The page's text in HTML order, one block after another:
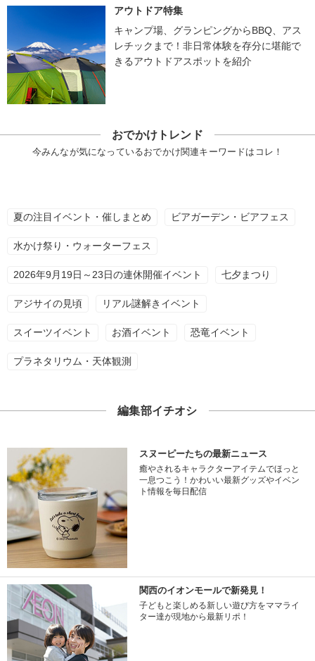
アウトドア特集
キャンプ場、グランピングからBBQ、アス
レチックまで！非日常体験を存分に堪能で
きるアウトドアスポットを紹介
おでかけトレンド
今みんなが気になっているおでかけ関連キーワードはコレ！
夏の注目イベント・催しまとめ ビアガーデン・ビアフェス
水かけ祭り・ウォーターフェス
2026年9月19日～23日の連休開催イベント 七夕まつり
アジサイの見頃 リアル謎解きイベント
スイーツイベント お酒イベント 恐竜イベント
プラネタリウム・天体観測
編集部イチオシ
スヌーピーたちの最新ニュース
癒やされるキャラクターアイテムでほっと
一息つこう！かわいい最新グッズやイベン
ト情報を毎日配信
関西のイオンモールで新発見！
子どもと楽しめる新しい遊び方をママライ
ター達が現地から最新リポ！